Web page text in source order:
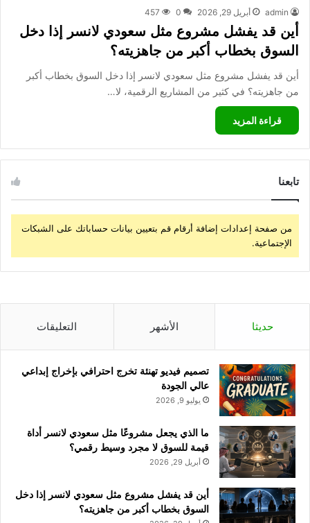
admin أبريل 29, 2026 0
457
أين قد يفشل مشروع مثل سعودي لانسر إذا دخل
السوق بخطاب أكبر من جاهزيته؟
أين قد يفشل مشروع مثل سعودي لانسر إذا دخل السوق بخطاب أكبر
من جاهزيته؟ في كثير من المشاريع الرقمية، لا…
قراءة المزيد
تابعنا
من صفحة إعدادات إضافة أرقام قم بتعيين بيانات حساباتك على الشبكات
الإجتماعية.
حديثا الأشهر التعليقات
تصميم فيديو تهنئة تخرج احترافي بإخراج إبداعي
عالي الجودة
يوليو 9, 2026
ما الذي يجعل مشروعًا مثل سعودي لانسر أداة
قيمة للسوق لا مجرد وسيط رقمي؟
أبريل 29, 2026
أين قد يفشل مشروع مثل سعودي لانسر إذا دخل
السوق بخطاب أكبر من جاهزيته؟